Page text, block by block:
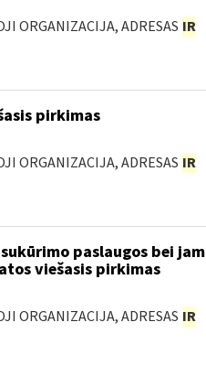
ORGANIZACIJA, ADRESAS IR
pirkimas
ORGANIZACIJA, ADRESAS IR
paslaugos bei jam
viešasis pirkimas
ORGANIZACIJA, ADRESAS IR